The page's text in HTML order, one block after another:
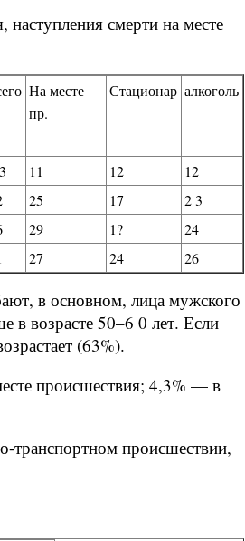
наступления смерти на месте
На месте
пр.
Стационар алкоголь
11 12
12
25 17
2 3
29 1?
24
27 24 26
в основном, лица мужского
в возрасте 50–6 0 лет. Если
(63%).
происшествия; 4,3% — в
транспортном происшествии,